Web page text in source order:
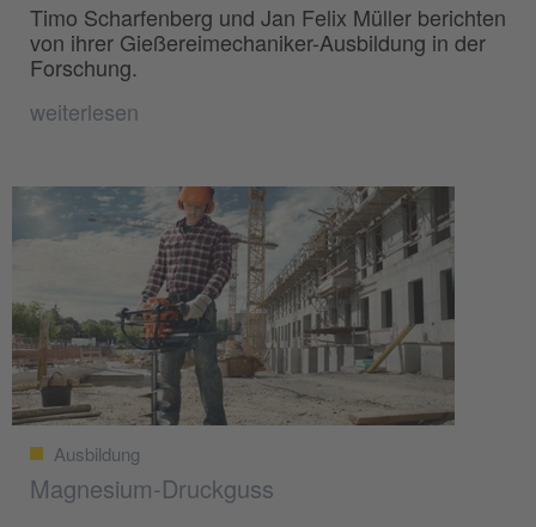
Timo Scharfenberg und Jan Felix Müller berichten
von ihrer Gießereimechaniker-Ausbildung in der
Forschung.
weiterlesen
Ausbildung
Magnesium-Druckguss